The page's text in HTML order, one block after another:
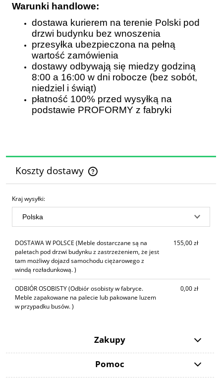
Warunki handlowe:
dostawa kurierem na terenie Polski pod
drzwi budynku bez wnoszenia
przesyłka ubezpieczona na pełną
wartość zamówienia
dostawy odbywają się miedzy godziną
8:00 a 16:00 w dni robocze (bez sobót,
niedziel i świąt)
płatność 100% przed wysyłką na
podstawie PROFORMY z fabryki
Koszty dostawy
Cena nie zawiera ewentualnych kosztów płatności
Kraj wysyłki:
DOSTAWA W POLSCE (Meble dostarczane są na
paletach pod drzwi budynku z zastrzeżeniem, że jest
tam możliwy dojazd samochodu ciężarowego z
windą rozładunkową. )
155,00 zł
ODBIÓR OSOBISTY(Odbiór osobisty w fabryce.
Meble zapakowane na palecie lub pakowane luzem
w przypadku busów. )
0,00 zł
Zakupy
Pomoc